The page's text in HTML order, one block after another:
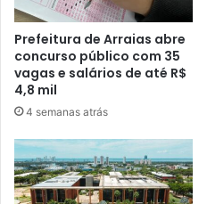
Prefeitura de Arraias abre
concurso público com 35
vagas e salários de até R$
4,8 mil
4 semanas atrás